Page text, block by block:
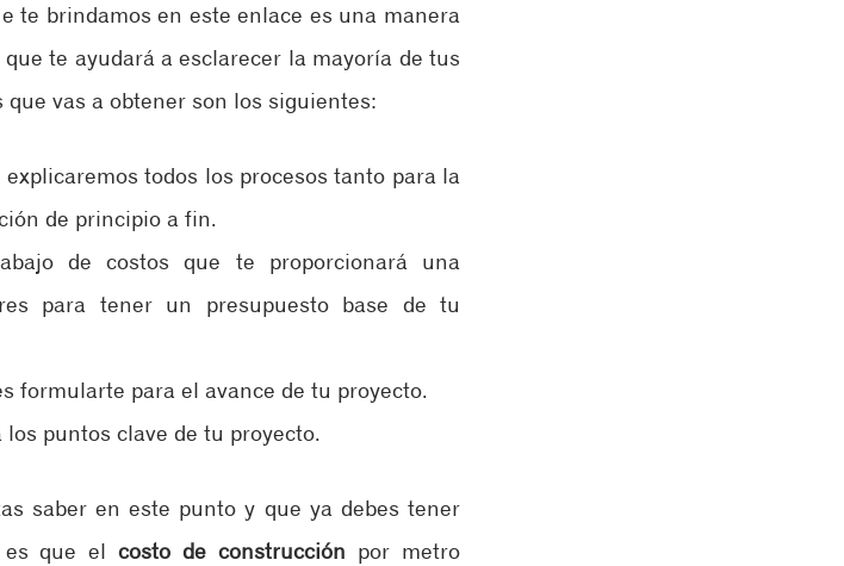
te brindamos en este enlace es una manera
te ayudará a esclarecer la mayoría de tus
vas a obtener son los siguientes:
todos los procesos tanto para la
de principio a fin.
de costos que te proporcionará una
para tener un presupuesto base de tu
formularte para el avance de tu proyecto.​
puntos clave de tu proyecto.
saber en este punto y que ya debes tener
es que el costo de construcción por metro